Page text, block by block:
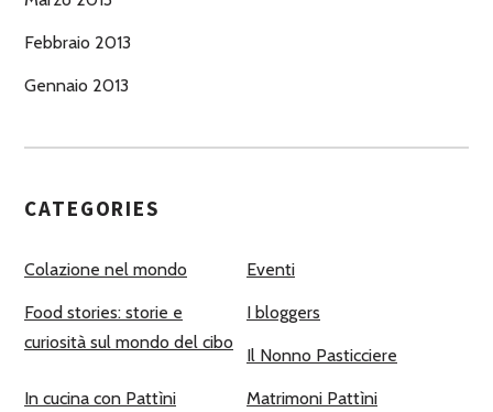
Febbraio 2013
Gennaio 2013
CATEGORIES
Colazione nel mondo Eventi
Food stories: storie e
curiosità sul mondo del cibo
I bloggers
Il Nonno Pasticciere
In cucina con Pattìni Matrimoni Pattìni